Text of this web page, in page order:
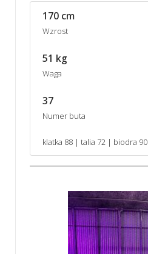
170 cm
Wzrost
51 kg
Waga
37
Numer buta
klatka 88 | talia 72 | biodra 90